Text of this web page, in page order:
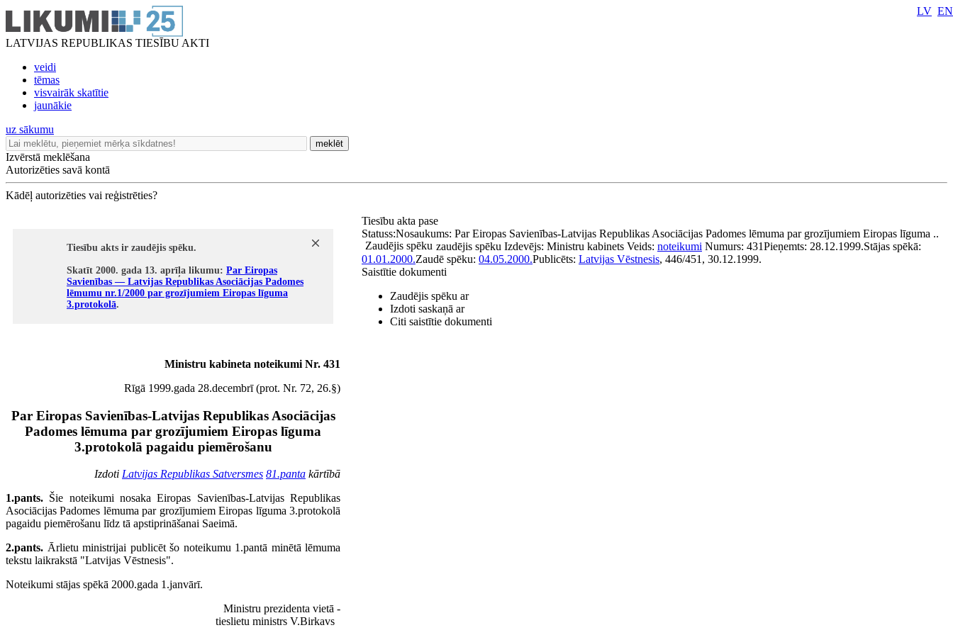
LATVIJAS REPUBLIKAS TIESĪBU AKTI
veidi
tēmas
visvairāk skatītie
jaunākie
LV EN
uz sākumu
meklēt
Izvērstā meklēšana
Autorizēties savā kontā
Kādēļ autorizēties vai reģistrēties?
Tiesību akts ir zaudējis spēku.
Skatīt 2000. gada 13. aprīļa likumu: Par Eiropas
Savienības — Latvijas Republikas Asociācijas Padomes
lēmumu nr.1/2000 par grozījumiem Eiropas līguma
3.protokolā.
Ministru kabineta noteikumi Nr. 431
Rīgā 1999.gada 28.decembrī (prot. Nr. 72, 26.§)
Par Eiropas Savienības-Latvijas Republikas Asociācijas
Padomes lēmuma par grozījumiem Eiropas līguma
3.protokolā pagaidu piemērošanu
Izdoti Latvijas Republikas Satversmes 81.panta kārtībā
1.pants. Šie noteikumi nosaka Eiropas Savienības-Latvijas Republikas
Asociācijas Padomes lēmuma par grozījumiem Eiropas līguma 3.protokolā
pagaidu piemērošanu līdz tā apstiprināšanai Saeimā.
2.pants. Ārlietu ministrijai publicēt šo noteikumu 1.pantā minētā lēmuma
tekstu laikrakstā "Latvijas Vēstnesis".
Noteikumi stājas spēkā 2000.gada 1.janvārī.
Ministru prezidenta vietā -
tieslietu ministrs V.Birkavs
Tiesību akta pase
Nosaukums: Par Eiropas Savienības-Latvijas Republikas Asociācijas Padomes lēmuma par grozījumiem Eiropas līguma ..
Statuss:
Zaudējis spēku zaudējis spēku Izdevējs: Ministru kabinets Veids: noteikumi Numurs: 431Pieņemts: 28.12.1999.Stājas spēkā:
01.01.2000.Zaudē spēku: 04.05.2000.Publicēts: Latvijas Vēstnesis, 446/451, 30.12.1999.
Saistītie dokumenti
Zaudējis spēku ar
Izdoti saskaņā ar
Citi saistītie dokumenti